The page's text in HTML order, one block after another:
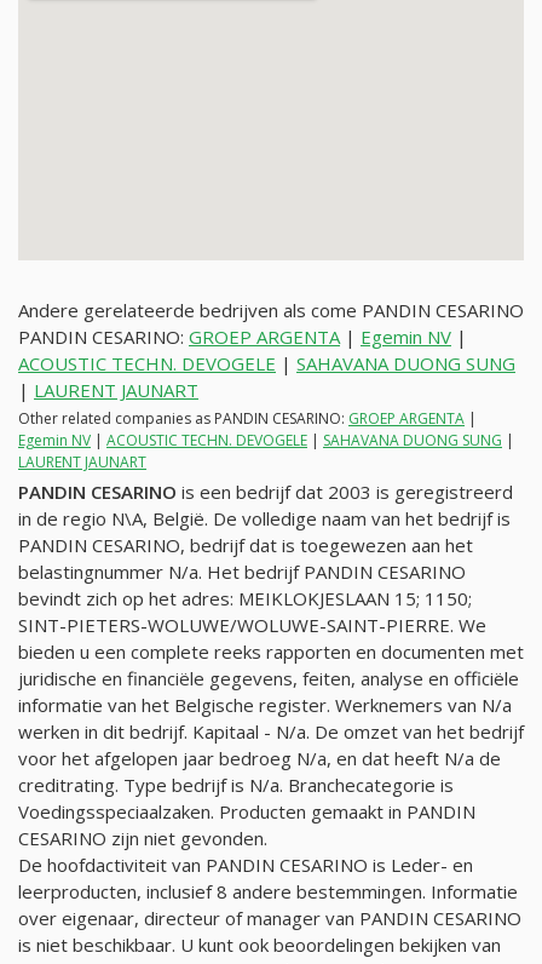
Andere gerelateerde bedrijven als come PANDIN CESARINO
PANDIN CESARINO: GROEP ARGENTA| Egemin NV |
ACOUSTIC TECHN. DEVOGELE | SAHAVANA DUONG SUNG
| LAURENT JAUNART
Other related companies as PANDIN CESARINO: GROEP ARGENTA |
Egemin NV | ACOUSTIC TECHN. DEVOGELE | SAHAVANA DUONG SUNG |
LAURENT JAUNART
PANDIN CESARINO is een bedrijf dat 2003 is geregistreerd
in de regio N\A, België. De volledige naam van het bedrijf is
PANDIN CESARINO, bedrijf dat is toegewezen aan het
belastingnummer N/a. Het bedrijf PANDIN CESARINO
bevindt zich op het adres: MEIKLOKJESLAAN 15; 1150;
SINT-PIETERS-WOLUWE/WOLUWE-SAINT-PIERRE. We
bieden u een complete reeks rapporten en documenten met
juridische en financiële gegevens, feiten, analyse en officiële
informatie van het Belgische register. Werknemers van N/a
werken in dit bedrijf. Kapitaal - N/a. De omzet van het bedrijf
voor het afgelopen jaar bedroeg N/a, en dat heeft N/a de
creditrating. Type bedrijf is N/a. Branchecategorie is
Voedingsspeciaalzaken. Producten gemaakt in PANDIN
CESARINO zijn niet gevonden.
De hoofdactiviteit van PANDIN CESARINO is Leder- en
leerproducten, inclusief 8 andere bestemmingen. Informatie
over eigenaar, directeur of manager van PANDIN CESARINO
is niet beschikbaar. U kunt ook beoordelingen bekijken van